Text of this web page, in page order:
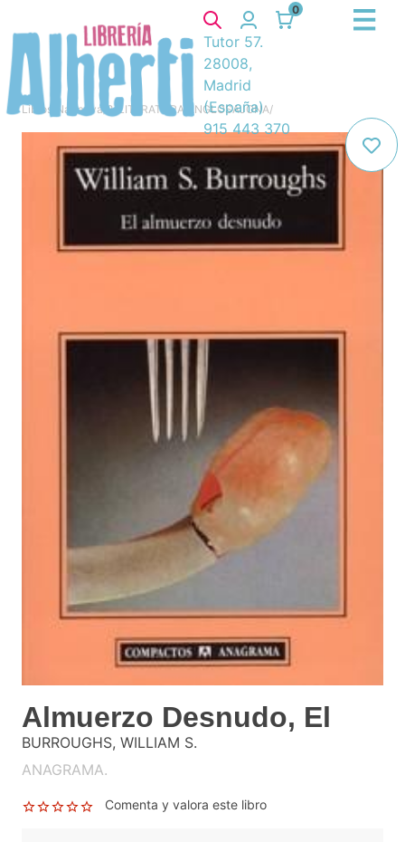
0
Tutor 57.
28008,
Madrid
(España)
915 443 370
Libros Narrativa/ 8. LITERATURA ANGLOSAJONA/
Almuerzo Desnudo, El
BURROUGHS, WILLIAM S.
ANAGRAMA.
Comenta y valora este libro